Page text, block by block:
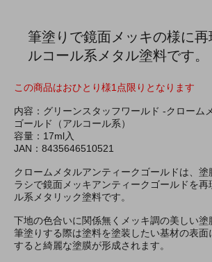
筆塗りで鏡面メッキの様に
ルコール系メタル塗料です。
この商品はおひとり様1点限りとなります
内容：グリーンスタッフワールド -クローム
ゴールド（アルコール系）
容量：17ml入
JAN：8435646510521
クロームメタルアンティークゴールドは、
ラシで鏡面メッキアンティークゴールドを再
ル系メタリック塗料です。
下地の色合いに関係無くメッキ調の美しい塗
筆塗りする際は塗料を塗装したい基材の表面
すると綺麗な塗膜が形成されます。